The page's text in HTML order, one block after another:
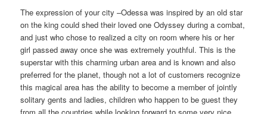
The expression of your city –Odessa was inspired by an old star
on the king could shed their loved one Odyssey during a combat,
and just who chose to realized a city on room where his or her
girl passed away once she was extremely youthful. This is the
superstar with this charming urban area and is known and also
preferred for the planet, though not a lot of customers recognize
this magical area has the ability to become a member of jointly
solitary gents and ladies, children who happen to be guest they